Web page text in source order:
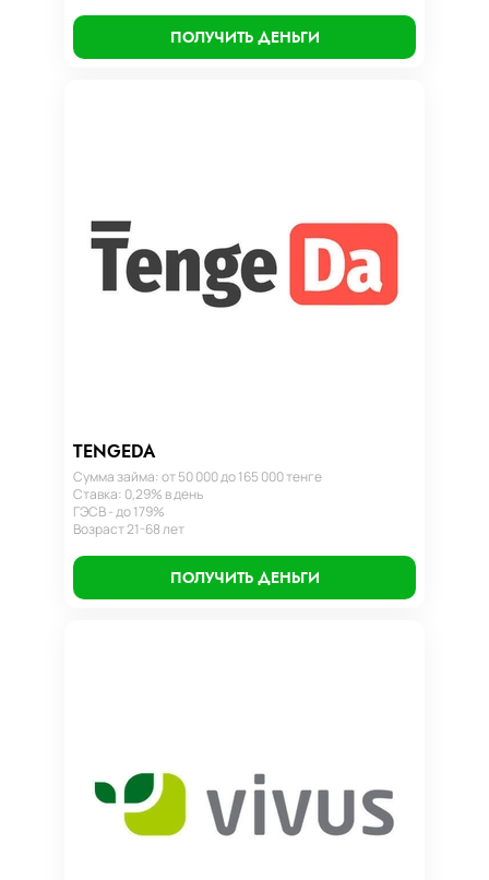
ПОЛУЧИТЬ ДЕНЬГИ
TENGEDA
Сумма займа: от 50 000 до 165 000 тенге
Ставка: 0,29% в день
ГЭСВ - до 179%
Возраст 21-68 лет
ПОЛУЧИТЬ ДЕНЬГИ